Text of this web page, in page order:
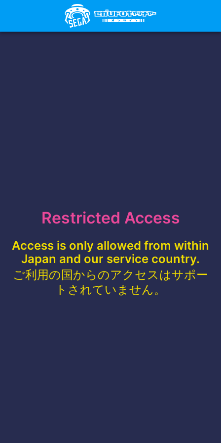
Restricted Access
Access is only allowed from within
Japan and our service country.
ご利用の国からのアクセスはサポー
トされていません。